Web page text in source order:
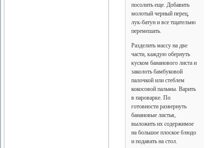
посолить еще. Добавить
молотый черный перец,
лук-батун и все тщательно
перемешать.
Разделить массу на две
части, каждую обернуть
куском бананового листа и
заколоть бамбуковой
палочкой или стеблем
кокосовой пальмы. Варить
в пароварке. По
готовности развернуть
банановые листья,
выложить их содержимое
на большое плоское блюдо
и подавать на стол.